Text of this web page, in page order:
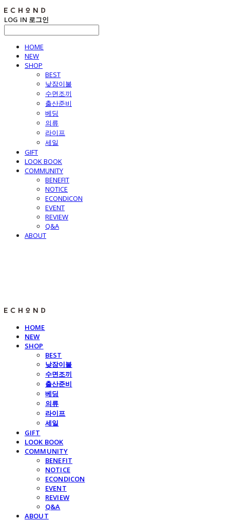
LOG IN 로그인
HOME
NEW
SHOP
BEST
낮잠이불
수면조끼
출산준비
베딩
의류
라이프
세일
GIFT
LOOK BOOK
COMMUNITY
BENEFIT
NOTICE
ECONDICON
EVENT
REVIEW
Q&A
ABOUT
HOME
NEW
SHOP
BEST
낮잠이불
수면조끼
출산준비
베딩
의류
라이프
세일
GIFT
LOOK BOOK
COMMUNITY
BENEFIT
NOTICE
ECONDICON
EVENT
REVIEW
Q&A
ABOUT